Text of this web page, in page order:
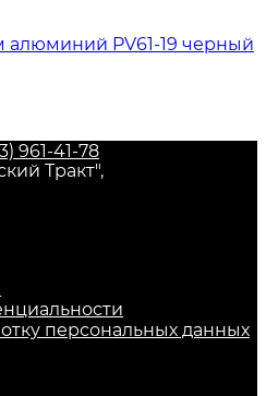
алюминий PV61-19 черный
961-41-78
Тракт",
персональных данных